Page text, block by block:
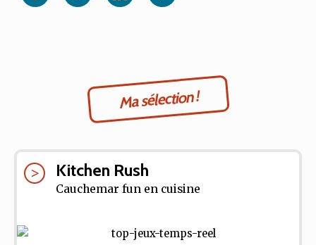
Ma sélection !
Kitchen Rush
Cauchemar fun en cuisine